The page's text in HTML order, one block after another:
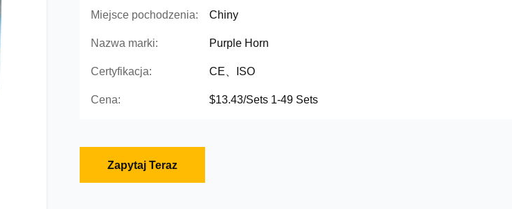
Miejsce pochodzenia: Chiny
Nazwa marki: Purple Horn
Certyfikacja: CE、ISO
Cena: $13.43/Sets 1-49 Sets
Zapytaj Teraz